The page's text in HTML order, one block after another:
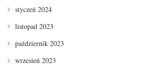
styczeń 2024
listopad 2023
październik 2023
wrzesień 2023